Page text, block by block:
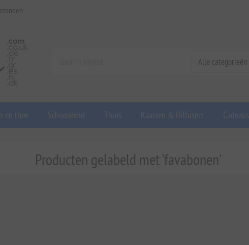
en thee Schoonheid Thuis Kaarsen & Diffusers Cadeaus
Producten gelabeld met 'favabonen'